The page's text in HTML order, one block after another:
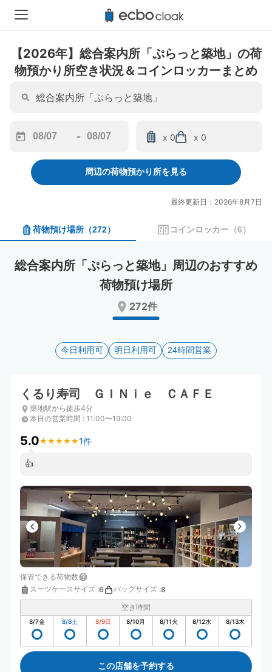
【2026年】総合案内所「ぷらっと築地」の荷
物預かり所空き状況＆コインロッカーまとめ
forward
interact
calendar
and
a
date.
shortcuts
for
changing
-
backward
to
interact
and
a
date.
Press
question
to
get
shortcuts
for
changing
x 0 x 0
周辺の荷物預かり所を見る
最終更新日：2026年8月7日
荷物預け場所 （272） コインロッカー （6）
総合案内所「ぷらっと築地」周辺のおすすめ
荷物預け場所
272件
今日利用可 明日利用可 24時間営業
くるり寿司 ＧＩＮｉｅ ＣＡＦＥ
築地駅から徒歩4分
本日の営業時間 : 11:00〜19:00
5.0★ ★ ★ ★ ★
★ ★ ★ ★ ★1件
👍
保管できる荷物数
スーツケースサイズ :6 バッグサイズ :8
空き時間
8/7金 8/8土 8/9日 8/10月 8/11火 8/12水 8/13木
この店舗を予約する